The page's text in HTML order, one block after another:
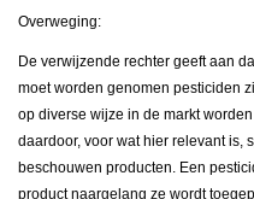
Overweging:
De verwijzende rechter geeft aan
moet worden genomen pesticiden
op diverse wijze in de markt
daardoor, voor wat hier relevant is,
beschouwen producten. Een
product naargelang ze wordt